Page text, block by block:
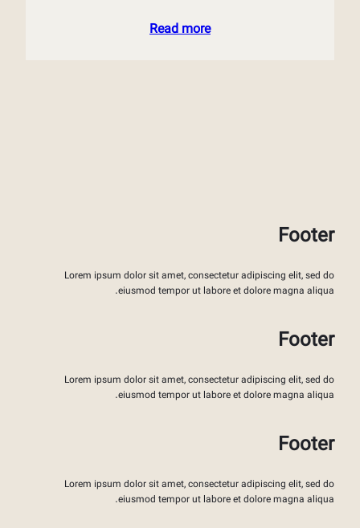
Read more
Footer
Lorem ipsum dolor sit amet, consectetur adipiscing elit, sed do
eiusmod tempor ut labore et dolore magna aliqua.
Footer
Lorem ipsum dolor sit amet, consectetur adipiscing elit, sed do
eiusmod tempor ut labore et dolore magna aliqua.
Footer
Lorem ipsum dolor sit amet, consectetur adipiscing elit, sed do
eiusmod tempor ut labore et dolore magna aliqua.